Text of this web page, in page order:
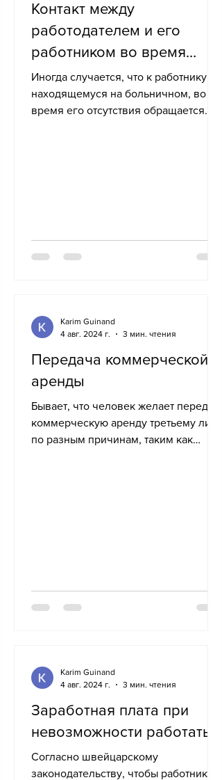
Контакт между
работодателем и его
работником во время
отпуска по болезни
Иногда случается, что к работнику,
находящемуся на больничном, во
время его отсутствия обращается
Передача коммерческой
аренды
Бывает, что человек желает передать
коммерческую аренду третьему лицу
по разным причинам, таким как
Karim Guinand
4 авг. 2024 г.
3 мин. чтения
Заработная плата при
невозможности работать
Согласно швейцарскому
законодательству, чтобы работник
Karim Guinand
4 авг. 2024 г.
3 мин. чтения